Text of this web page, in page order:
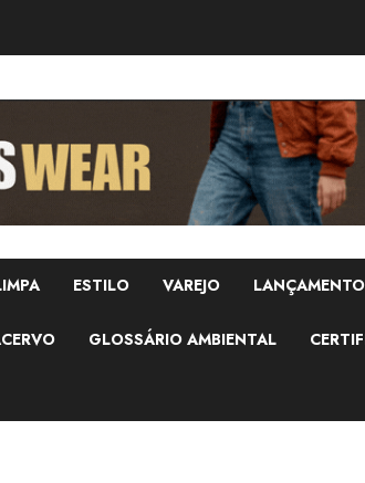
ESTILO VAREJO
GLOSSÁRIO AMBIENTAL